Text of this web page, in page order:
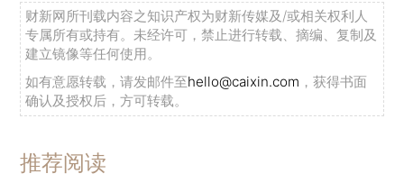
财新网所刊载内容之知识产权为财新传媒及/或相关权利人
专属所有或持有。未经许可，禁止进行转载、摘编、复制及
建立镜像等任何使用。
如有意愿转载，请发邮件至hello@caixin.com ，获得书面
确认及授权后，方可转载。
推荐阅读